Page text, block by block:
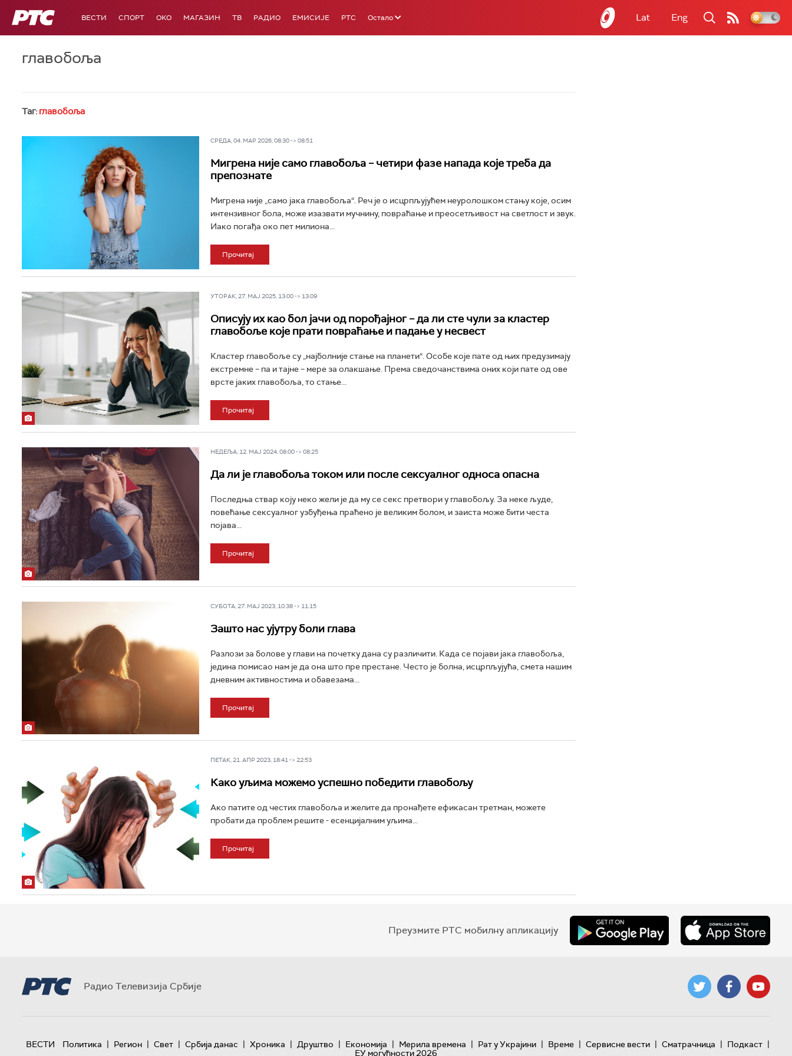
РТС ВЕСТИ СПОРТ OKO МАГАЗИН ТВ РАДИО ЕМИСИЈЕ РТС Остало Lat Eng
главобоља
Таг: главобоља
СРЕДА, 04. МАР 2026, 08:30 -> 08:51
Мигрена није само главобоља – четири фазе напада које треба да
препознате
Мигрена није „само јака главобоља“. Реч је о исцрпљујућем неуролошком стању које, осим
интензивног бола, може изазвати мучнину, повраћање и преосетљивост на светлост и звук.
Иако погађа око пет милиона...
Прочитај
УТОРАК, 27. МАЈ 2025, 13:00 -> 13:09
Описују их као бол јачи од порођајног – да ли сте чули за кластер
главобоље које прати повраћање и падање у несвест
Кластер главобоље су „најболније стање на планети“. Особе које пате од њих предузимају
екстремне – па и тајне – мере за олакшање. Према сведочанствима оних који пате од ове
врсте јаких главобоља, то стање...
Прочитај
НЕДЕЉА, 12. МАЈ 2024, 08:00 -> 08:25
Да ли је главобоља током или после сексуалног односа опасна
Последња ствар коју неко жели је да му се секс претвори у главобољу. За неке људе,
повећање сексуалног узбуђења праћено је великим болом, и заиста може бити честа
појава...
Прочитај
СУБОТА, 27. МАЈ 2023, 10:38 -> 11:15
Зашто нас ујутру боли глава
Разлози за болове у глави на почетку дана су различити. Када се појави јака главобоља,
једина помисао нам је да она што пре престане. Често је болна, исцрпљујућа, смета нашим
дневним активностима и обавезама...
Прочитај
ПЕТАК, 21. АПР 2023, 18:41 -> 22:53
Како уљима можемо успешно победити главобољу
Ако патите од честих главобоља и желите да пронађете ефикасан третман, можете
пробати да проблем решите - есенцијалним уљима...
Прочитај
Преузмите РТС мобилну апликацију
Радио Телевизија Србије
ВЕСТИ Политика | Регион | Свет | Србија данас | Хроника | Друштво | Економија | Мерила времена | Рат у Украјини | Време | Сервисне вести | Сматрачница | Подкаст |
ЕУ могућности 2026